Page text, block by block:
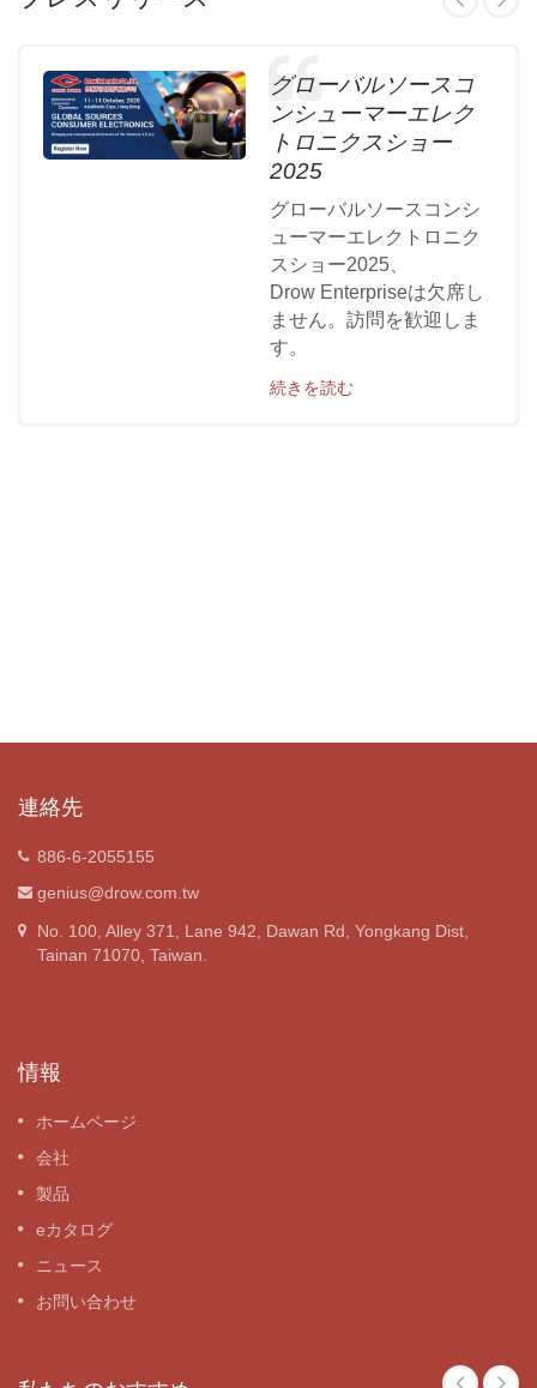
グローバルソースコ
ンシューマーエレク
トロニクスショー
2025
グローバルソースコンシ
ューマーエレクトロニク
スショー2025、
Drow Enterpriseは欠席し
ません。訪問を歓迎しま
す。
続きを読む
連絡先
886-6-2055155
genius@drow.com.tw
No. 100, Alley 371, Lane 942, Dawan Rd, Yongkang Dist,
Tainan 71070, Taiwan.
情報
ホームページ
会社
製品
eカタログ
ニュース
お問い合わせ